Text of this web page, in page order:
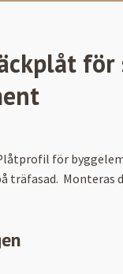
för
träfasad. Monteras